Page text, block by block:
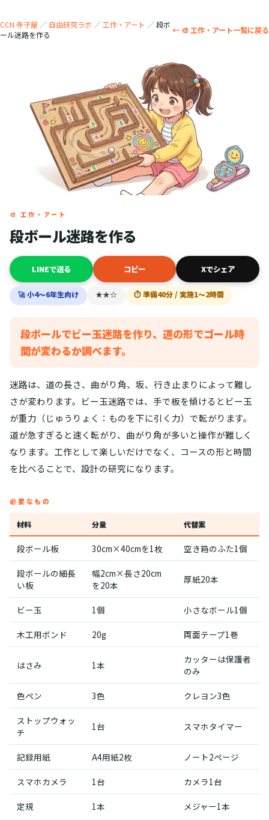
CCN 寺子屋 ／ 自由研究ラボ ／工作・アート ／段ボ
ール迷路を作る
← 🎨 工作・アート一覧に戻る
🎨 工作・アート
段ボール迷路を作る
LINEで送る コピー Xでシェア
🚀 小4〜6年生向け ★★☆ ⏱ 準備40分 / 実施1〜2時間
段ボールでビー玉迷路を作り、道の形でゴール時
間が変わるか調べます。
迷路は、道の長さ、曲がり角、坂、行き止まりによって難し
さが変わります。ビー玉迷路では、手で板を傾けるとビー玉
が重力（じゅうりょく：ものを下に引く力）で転がります。
道が急すぎると速く転がり、曲がり角が多いと操作が難しく
なります。工作として楽しいだけでなく、コースの形と時間
を比べることで、設計の研究になります。
必要なもの
材料 分量 代替案
段ボール板 30cm×40cmを1枚 空き箱のふた1個
段ボールの細長
い板
幅2cm×長さ20cm
を20本
厚紙20本
ビー玉 1個 小さなボール1個
木工用ボンド 20g 両面テープ1巻
はさみ 1本
カッターは保護者
のみ
色ペン 3色 クレヨン3色
ストップウォッ
チ
1台 スマホタイマー
記録用紙 A4用紙2枚 ノート2ページ
スマホカメラ 1台 カメラ1台
定規 1本 メジャー1本